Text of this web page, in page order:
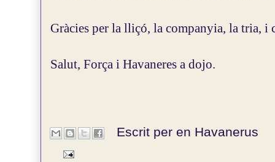
Gràcies per la lliçó, la companyia, la tria,
Salut, Força i Havaneres a dojo.
Escrit per en Havanerus